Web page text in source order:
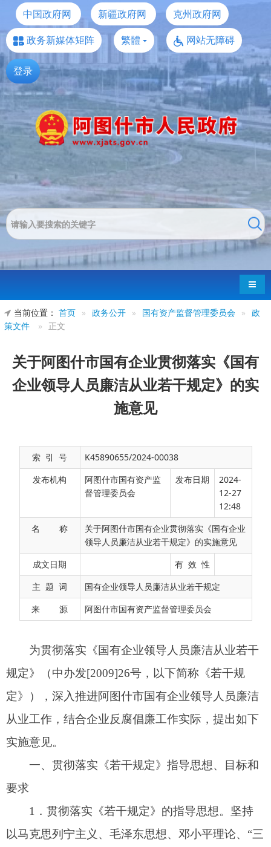
中国政府网 新疆政府网
克州政府网
政务新媒体矩阵
繁體 网站无障碍
登录
导航
当前位置： 首页 » 政务公开 » 国有资产监督管理委员会 » 政
策文件
» 正文
关于阿图什市国有企业贯彻落实《国有
企业领导人员廉洁从业若干规定》的实
施意见
索 引 号
K45890655/2024-00038
发布机构
阿图什市国有资产监
督管理委员会
发布日期
2024-
12-27
12:48
名 称
关于阿图什市国有企业贯彻落实《国有企业
领导人员廉洁从业若干规定》的实施意见
成文日期
有 效 性
主 题 词
国有企业领导人员廉洁从业若干规定
来 源
阿图什市国有资产监督管理委员会
为贯彻落实《国有企业领导人员廉洁从业若干
规定》（中办发
号，以下简称《若干规
定》），深入推进
阿图什市
国有企业领导人员廉洁
从业工作，结合企业反腐倡廉工作实际，提出如下
实施意见。
1．贯彻落实《若干规定》的指导思想。坚持
以马克思列宁主义、毛泽东思想、邓小平理论、“三
个代表”重要思想、科学发展观，全面贯彻习近平新
点、新论断为指导，认真贯彻《中共中央关于加强
和改进新形势下党的建设若干重大问题的决定》，
落实中央、自治区、自治州、市委关于加强国有企
业党风建设和反腐倡廉工作，以及加强领导干部教